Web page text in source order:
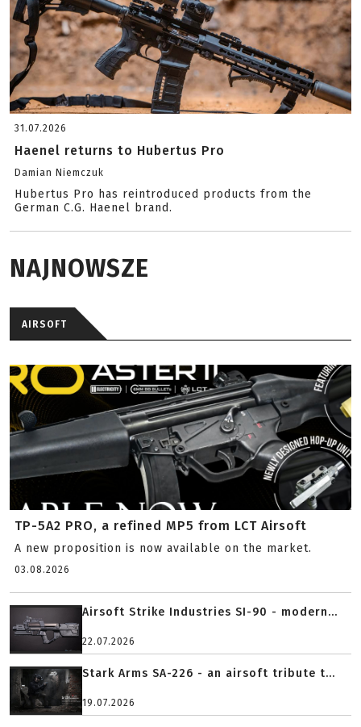
31.07.2026
Haenel returns to Hubertus Pro
Damian Niemczuk
Hubertus Pro has reintroduced products from the
German C.G. Haenel brand.
NAJNOWSZE
AIRSOFT
TP-5A2 PRO, a refined MP5 from LCT Airsoft
A new proposition is now available on the market.
03.08.2026
Airsoft Strike Industries SI-90 - modern...
22.07.2026
Stark Arms SA-226 - an airsoft tribute t...
19.07.2026